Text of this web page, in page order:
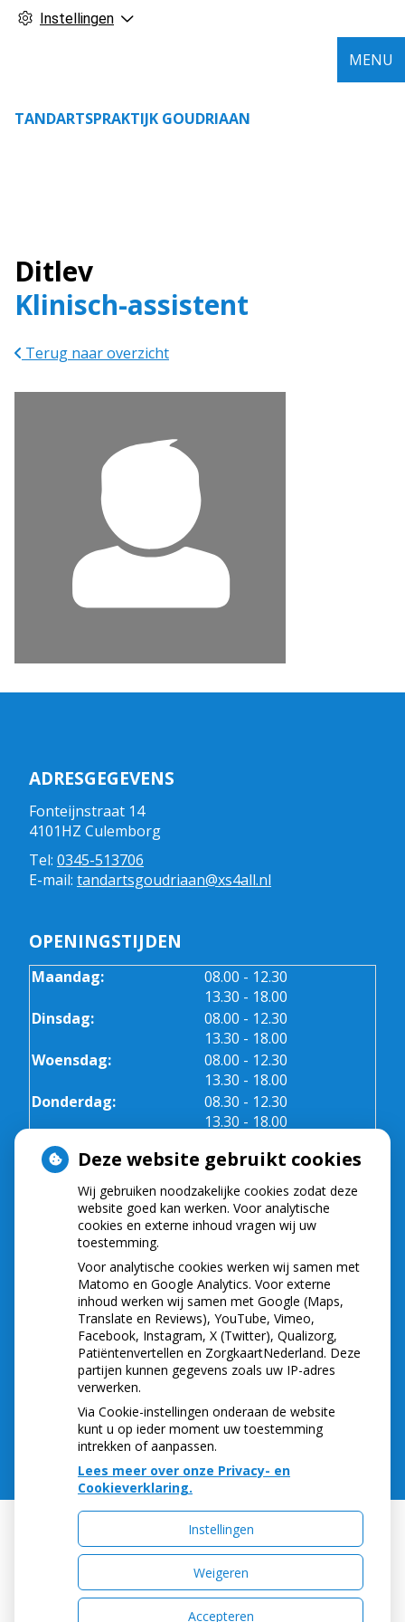
Instellingen
TANDARTSPRAKTIJK GOUDRIAAN
MENU
Ditlev
Klinisch-assistent
Terug naar overzicht
ADRESGEGEVENS
Fonteijnstraat 14
4101HZ Culemborg
Tel: 0345-513706
E-mail: tandartsgoudriaan@xs4all.nl
OPENINGSTIJDEN
Maandag: 08.00 tot
- 12.30
13.30 tot
- 18.00
Dinsdag:
08.00 tot
- 12.30
13.30 tot
- 18.00
Woensdag:
08.00 tot
- 12.30
13.30 tot
- 18.00
Donderdag:
08.30 tot
- 12.30
13.30 tot
- 18.00
Vrijdag:
NIEUWS
Let op: valse Infomedics-mails over
openstaande rekening
Tanden bleken? Laat het veilig doen!
Gezond tandvlees: de basis voor een gezonde
mond
Naar de tandarts in het buitenland? Wees op je
hoede!
(Mond)zorgkosten gemaakt in 2025? Check of
die aftrekbaar zijn
Uw Zorg Online|Beheer
Deze website gebruikt cookies
Wij gebruiken noodzakelijke cookies zodat deze
website goed kan werken. Voor analytische
cookies en externe inhoud vragen wij uw
toestemming.
Voor analytische cookies werken wij samen met
Matomo en Google Analytics. Voor externe
inhoud werken wij samen met Google (Maps,
Translate en Reviews), YouTube, Vimeo,
Facebook, Instagram, X (Twitter), Qualizorg,
Patiëntenvertellen en ZorgkaartNederland. Deze
partijen kunnen gegevens zoals uw IP-adres
verwerken.
Via Cookie-instellingen onderaan de website
kunt u op ieder moment uw toestemming
intrekken of aanpassen.
Lees meer over onze Privacy- en
Cookieverklaring.
Instellingen
Weigeren
Accepteren